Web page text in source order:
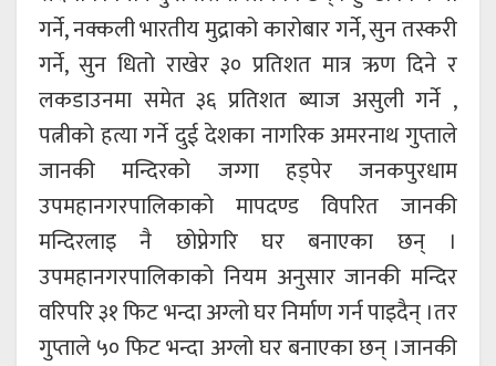
गर्ने, नक्कली भारतीय मुद्राको कारोबार गर्ने, सुन तस्करी
गर्ने, सुन धितो राखेर ३० प्रतिशत मात्र ऋण दिने र
लकडाउनमा समेत ३६ प्रतिशत ब्याज असुली गर्ने ,
पत्नीको हत्या गर्ने दुई देशका नागरिक अमरनाथ गुप्ताले
जानकी मन्दिरको जग्गा हड्पेर जनकपुरधाम
उपमहानगरपालिकाको मापदण्ड विपरित जानकी
मन्दिरलाइ नै छोप्नेगरि घर बनाएका छन् ।
उपमहानगरपालिकाको नियम अनुसार जानकी मन्दिर
वरिपरि ३१ फिट भन्दा अग्लो घर निर्माण गर्न पाइदैन् ।तर
गुप्ताले ५० फिट भन्दा अग्लो घर बनाएका छन् ।जानकी